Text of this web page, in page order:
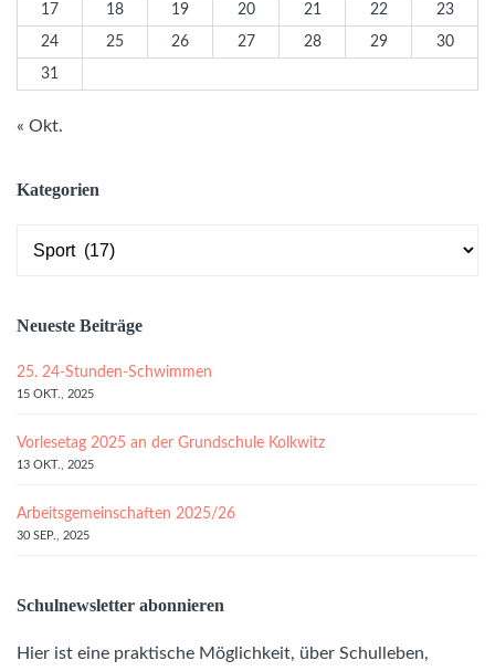
17 18 19 20 21 22 23
24 25 26 27 28 29 30
31
« Okt.
Kategorien
Neueste Beiträge
25. 24-Stunden-Schwimmen
15 OKT., 2025
Vorlesetag 2025 an der Grundschule Kolkwitz
13 OKT., 2025
Arbeitsgemeinschaften 2025/26
30 SEP., 2025
Schulnewsletter abonnieren
Hier ist eine praktische Möglichkeit, über Schulleben,